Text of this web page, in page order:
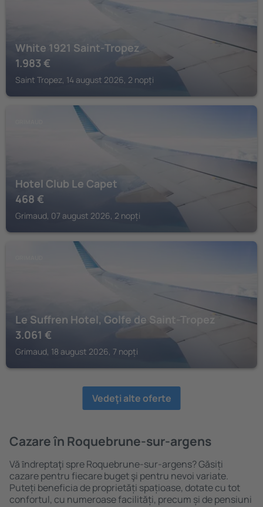
White 1921 Saint-Tropez
1.983 €
Saint Tropez, 14 august 2026, 2 nopți
Hotel Club Le Capet
468 €
Grimaud, 07 august 2026, 2 nopți
Le Suffren Hotel, Golfe de Saint-Tropez
3.061 €
Grimaud, 18 august 2026, 7 nopți
Vedeţi alte oferte
Cazare în Roquebrune-sur-argens
Vă ȋndreptaţi spre Roquebrune-sur-argens? Găsiți
cazare pentru fiecare buget şi pentru nevoi variate.
Puteți beneficia de proprietăți spațioase, dotate cu tot
confortul, cu numeroase facilități, precum și de pensiuni